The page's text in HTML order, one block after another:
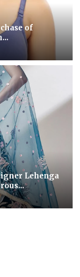
of
Lehenga